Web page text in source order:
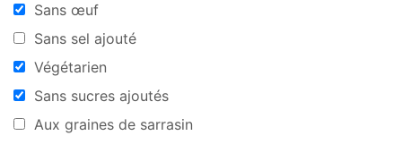
Sans œuf
Sans sel ajouté
Végétarien
Sans sucres ajoutés
Aux graines de sarrasin